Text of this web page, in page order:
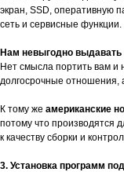
экран, SSD, оперативную
сеть и сервисные функции.
Нам невыгодно выдавать
Нет смысла портить вам и
долгосрочные отношения,
К тому же американские
потому что производятся
к качеству сборки и
3. Установка программ